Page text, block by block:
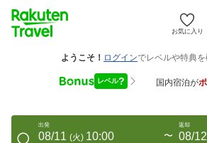
お気に入り
出発
08/11 (火) 10:00 〜
返却
08/12